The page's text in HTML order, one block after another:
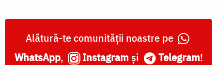
Alătură-te comunității noastre pe
WhatsApp, Instagram și Telegram!